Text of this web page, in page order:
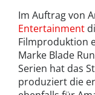
Im Auftrag von
Entertainment
Filmproduktion
Marke Blade
Serien hat das
produziert die